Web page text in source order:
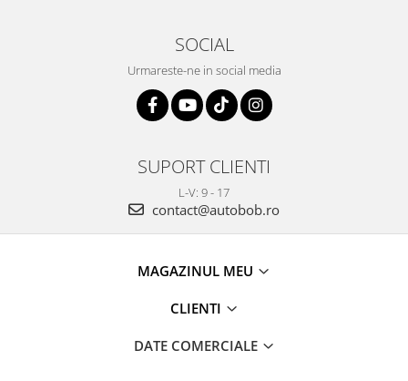
SOCIAL
Urmareste-ne in social media
SUPORT CLIENTI
L-V: 9 - 17
contact@autobob.ro
MAGAZINUL MEU
CLIENTI
DATE COMERCIALE